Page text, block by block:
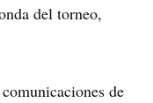
del torneo,
de